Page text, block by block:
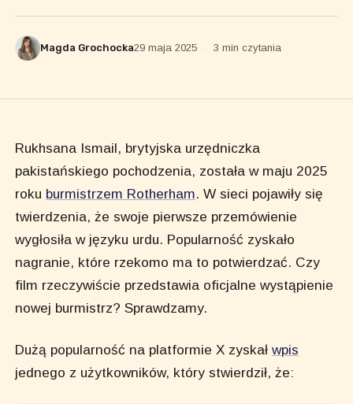
Magda Grochocka29 maja 2025 · 3 min czytania
Rukhsana Ismail, brytyjska urzędniczka
pakistańskiego pochodzenia, została w maju 2025
roku burmistrzem Rotherham. W sieci pojawiły się
twierdzenia, że swoje pierwsze przemówienie
wygłosiła w języku urdu. Popularność zyskało
nagranie, które rzekomo ma to potwierdzać. Czy
film rzeczywiście przedstawia oficjalne wystąpienie
nowej burmistrz? Sprawdzamy.
Dużą popularność na platformie X zyskałwpis
jednego z użytkowników, który stwierdził, że: